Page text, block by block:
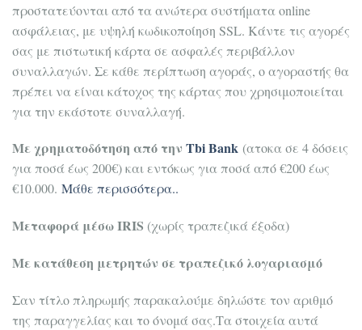
προστατεύονται από τα ανώτερα συστήματα online
ασφάλειας, με υψηλή κωδικοποίηση SSL. Κάντε τις αγορές
σας με πιστωτική κάρτα σε ασφαλές περιβάλλον
συναλλαγών. Σε κάθε περίπτωση αγοράς, ο αγοραστής θα
πρέπει να είναι κάτοχος της κάρτας που χρησιμοποιείται
για την εκάστοτε συναλλαγή.
Με χρηματοδότηση από την Tbi Bank (ατοκα σε 4 δόσεις
για ποσά έως 200€) και εντόκως για ποσά από €200 έως
€10.000. Μάθε περισσότερα..
Μεταφορά μέσω IRIS (χωρίς τραπεζικά έξοδα)
Με κατάθεση μετρητών σε τραπεζικό λογαριασμό
Σαν τίτλο πληρωμής παρακαλούμε δηλώστε τον αριθμό
της παραγγελίας και το όνομά σας.Τα στοιχεία αυτά